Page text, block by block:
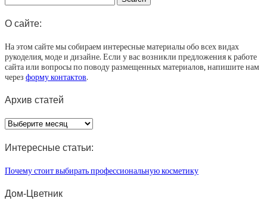
О сайте:
На этом сайте мы собираем интересные материалы обо всех видах
рукоделия, моде и дизайне. Если у вас возникли предложения к работе
сайта или вопросы по поводу размещенных материалов, напишите нам
через форму контактов.
Архив статей
Архив
статей
Интересные статьи:
Почему стоит выбирать профессиональную косметику
Дом-Цветник